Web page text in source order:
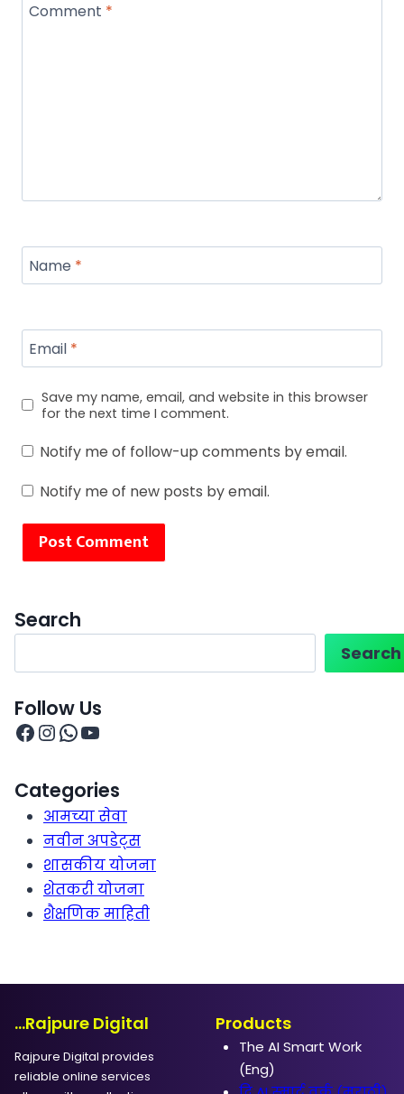
Comment *
Name *
Email *
Save my name, email, and website in this browser
for the next time I comment.
Notify me of follow-up comments by email.
Notify me of new posts by email.
Search
Search
Follow Us
Categories
आमच्या सेवा
नवीन अपडेट्स
शासकीय योजना
शेतकरी योजना
शैक्षणिक माहिती
...Rajpure Digital
Rajpure Digital provides
reliable online services
Products
The AI Smart Work
(Eng)